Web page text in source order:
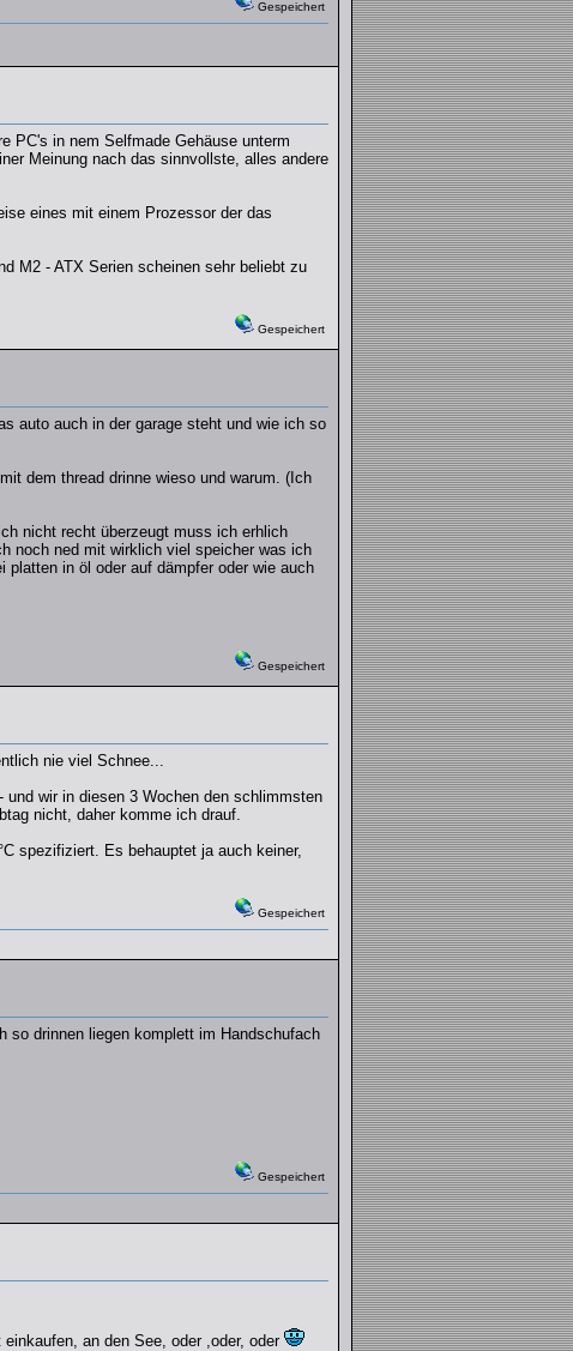
Gespeichert
PC's in nem Selfmade Gehäuse unterm
Meinung nach das sinnvollste, alles andere
eines mit einem Prozessor der das
M2 - ATX Serien scheinen sehr beliebt zu
Gespeichert
auto auch in der garage steht und wie ich so
dem thread drinne wieso und warum. (Ich
nicht recht überzeugt muss ich erhlich
noch ned mit wirklich viel speicher was ich
in öl oder auf dämpfer oder wie auch
Gespeichert
nie viel Schnee...
wir in diesen 3 Wochen den schlimmsten
nicht, daher komme ich drauf.
spezifiziert. Es behauptet ja auch keiner,
Gespeichert
so drinnen liegen komplett im Handschufach
Gespeichert
an den See, oder ,oder, oder